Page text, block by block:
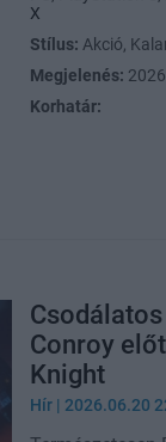
X
Stílus: Akció,
Megjelenés:
Korhatár:
Conroy
Knight
Hír | 2026.06.20